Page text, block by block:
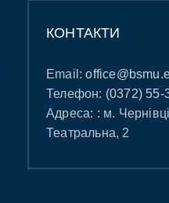
КОНТАКТИ
Email:
Телефон: (0372) 55-
Адреса: : м.
Театральна, 2